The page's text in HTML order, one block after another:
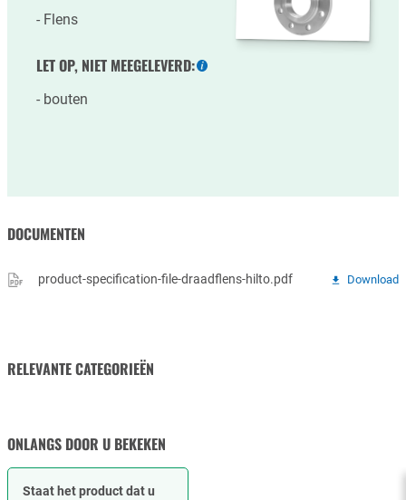
Flens
LET OP, NIET MEEGELEVERD:
bouten
DOCUMENTEN
product-specification-file-draadflens-hilto.pdf Download
RELEVANTE CATEGORIEËN
ONLANGS DOOR U BEKEKEN
Staat het product dat u